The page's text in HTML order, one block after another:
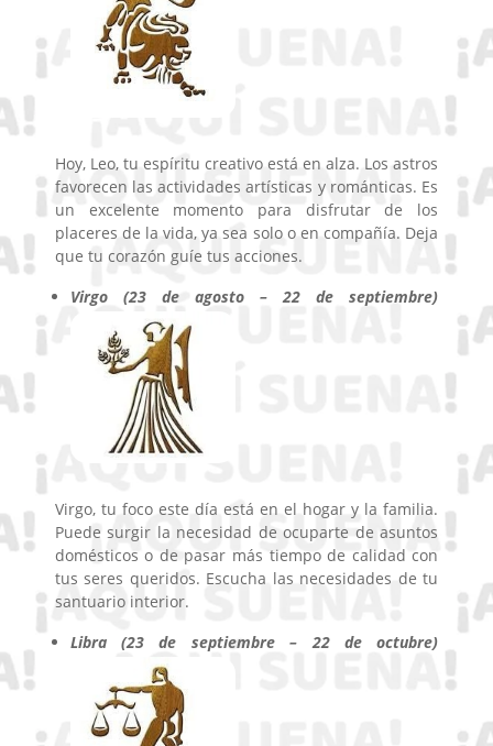
Hoy, Leo, tu espíritu creativo está en alza. Los astros
favorecen las actividades artísticas y románticas. Es
un excelente momento para disfrutar de los
placeres de la vida, ya sea solo o en compañía. Deja
que tu corazón guíe tus acciones.
Virgo (23 de agosto – 22 de septiembre)
Virgo, tu foco este día está en el hogar y la familia.
Puede surgir la necesidad de ocuparte de asuntos
domésticos o de pasar más tiempo de calidad con
tus seres queridos. Escucha las necesidades de tu
santuario interior.
Libra (23 de septiembre – 22 de octubre)